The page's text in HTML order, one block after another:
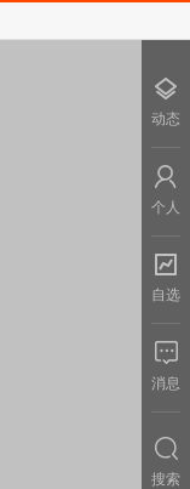
动态
个人
自选
消息
搜索